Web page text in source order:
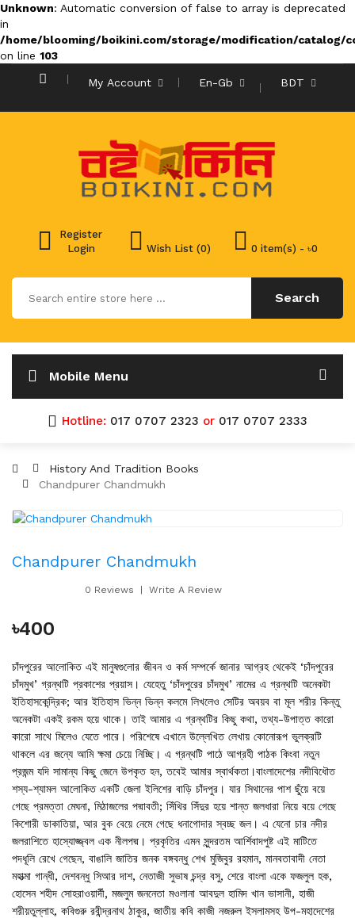
Unknown: Automatic conversion of false to array is deprecated
in
/home/blooming/boikini.com/storage/modification/catalog/
on line 103
My Account En-Gb BDT
Register
Login
Wish List (0) 0 item(s) - ৳0
Search
Mobile Menu
Hotline: 017 0707 2323 or 017 0707 2333
History And Tradition Books
Chandpurer Chandmukh
Chandpurer Chandmukh
0 Reviews Write A Review
৳400
চাঁদপুরের আলোকিত এই মানুষগুলোর জীবন ও কর্ম সম্পর্কে জানার আগ্রহ থেকেই ‘চাঁদপুরের
চাঁদমুখ’ গ্রন্থটি প্রকাশের প্রয়াস। যেহেতু ‘চাঁদপুরের চাঁদমুখ’ নামের এ গ্রন্থটি অনেকটা
ইতিহাসকেন্দ্রিক; আর ইতিহাস ভিন্ন ভিন্ন কলমে লিখলেও সেটির অবয়ব বা মূল শরীর কিন্তু
অনেকটা একই রকম হয়ে থাকে। তাই আমার এ গ্রন্থটির কিছু কথা, তথ্য-উপাত্ত কারো
কারো সাথে মিলেও যেতে পারে। পরিশেষে এখানে উল্লেখিত লেখায় কোনোরূপ ভুলক্রটি
থাকলে এর জন্যে আমি ক্ষমা চেয়ে নিচ্ছি। এ গ্রন্থটি পাঠে আগ্রহী পাঠক কিংবা নতুন
প্রজন্ম যদি সামান্য কিছু জেনে উপকৃত হন, তবেই আমার স্বার্থকতা।বাংলাদেশের নদীবিধৌত
শস্য-শ্যামল আলোকিত একটি জেলা ইলিশের বাড়ি চাঁদপুর। যার সিথানের পাশ ছুঁয়ে বয়ে
গেছে প্রমত্তা মেঘনা, মিঠাজলের পদ্মাবতী; সিঁথির সিঁদুর হয়ে শান্ত জলধারা নিয়ে বয়ে গেছে
কিশোরী ডাকাতিয়া, আর বুক বেয়ে নেমে গেছে ধনাগোদার স্বচ্ছ জল। এ যেনো চার নদীর
জলরাশিতে হাস্যোজ্জ্বল এক নীলপদ্ম। প্রকৃতির এমন সুন্দরতম আর্শিবাদপুষ্ট এই মাটিতে
পদধূলি রেখে গেছেন, বাঙালি জাতির জনক বঙ্গবন্ধু শেখ মুজিবুর রহমান, মানবতাবাদী নেতা
মহাত্মা গান্ধী, দেশবন্ধু সিআর দাশ, নেতাজী সুভাষ চন্দ্র বসু, শেরে বাংলা একে ফজলুল হক,
হোসেন শহীদ সোহরাওয়ার্দী, মজলুম জননেতা মওলানা আবদুল হামিদ খান ভাসানী, হাজী
শরীয়তুল্লাহ, কবিগুরু রবীন্দ্রনাথ ঠাকুর, জাতীয় কবি কাজী নজরুল ইসলামসহ উপ-মহাদেশের